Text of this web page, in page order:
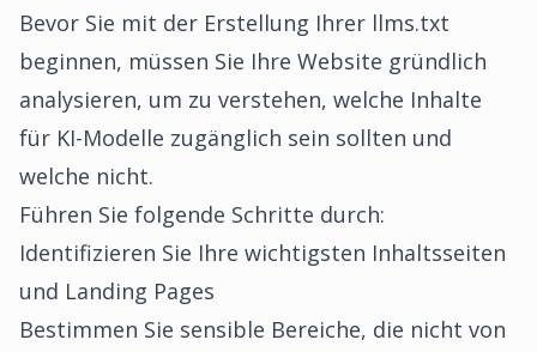
Bevor Sie mit der Erstellung Ihrer llms.txt
beginnen, müssen Sie Ihre Website gründlich
analysieren, um zu verstehen, welche Inhalte
für KI-Modelle zugänglich sein sollten und
welche nicht.
Führen Sie folgende Schritte durch:
Identifizieren Sie Ihre wichtigsten Inhaltsseiten
und Landing Pages
Bestimmen Sie sensible Bereiche, die nicht von